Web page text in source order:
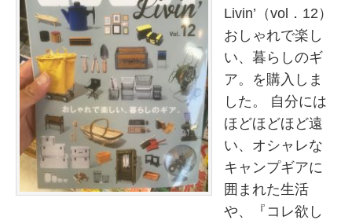
Livin’（vol．12）
おしゃれで楽し
い、暮らしのギ
ア。を購入しま
した。 自分には
ほどほどほど遠
い、オシャレな
キャンプギアに
囲まれた生活
や、『コレ欲し